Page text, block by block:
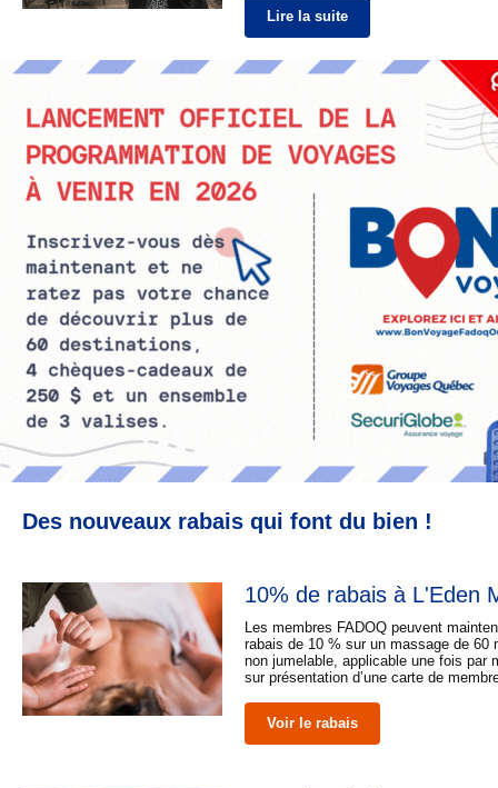
Lire la suite
Des nouveaux rabais qui font du bien !
10% de rabais à L'Eden
Les membres FADOQ peuvent
rabais de 10 % sur un massage de 60
non jumelable, applicable une fois par
sur présentation d’une carte de
Voir le rabais